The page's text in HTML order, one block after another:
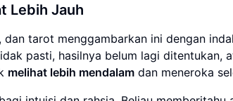
Lebih Jauh
tarot menggambarkan ini dengan
pasti, hasilnya belum lagi ditentukan,
melihat lebih mendalam dan meneroka